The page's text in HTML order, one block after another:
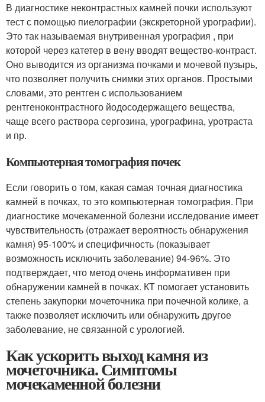
В диагностике неконтрастных камней почки используют
тест с помощью пиелографии (экскреторной урографии).
Это так называемая внутривенная урография , при
которой через катетер в вену вводят вещество-контраст.
Оно выводится из организма почками и мочевой пузырь,
что позволяет получить снимки этих органов. Простыми
словами, это рентген с использованием
рентгеноконтрастного йодосодержащего вещества,
чаще всего раствора сергозина, урографина, уротраста
и пр.
Компьютерная томография почек
Если говорить о том, какая самая точная диагностика
камней в почках, то это компьютерная томография. При
диагностике мочекаменной болезни исследование имеет
чувствительность (отражает вероятность обнаружения
камня) 95-100% и специфичность (показывает
возможность исключить заболевание) 94-96%. Это
подтверждает, что метод очень информативен при
обнаружении камней в почках. КТ помогает установить
степень закупорки мочеточника при почечной колике, а
также позволяет исключить или обнаружить другое
заболевание, не связанной с урологией.
Как ускорить выход камня из
мочеточника. Симптомы
мочекаменной болезни